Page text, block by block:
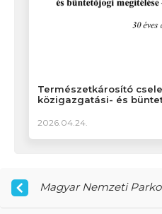
Természetkárosító
közigazgatási- és
2026.04.24.
Magyar Nemzeti